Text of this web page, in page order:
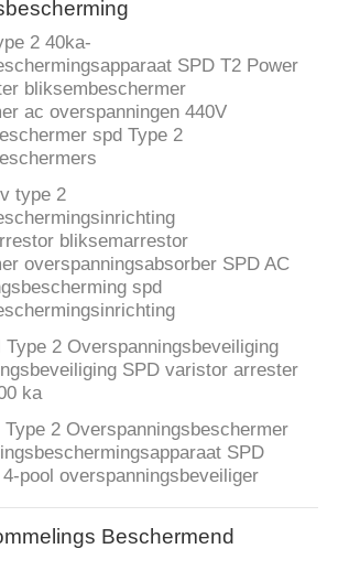
2 40ka-
SPD T2 Power
bliksembeschermer
ac overspanningen 440V
spd Type 2
type 2
bliksemarrestor
overspanningsabsorber SPD AC
spd
Type 2 Overspanningsbeveiliging
SPD varistor arrester
ka
Type 2 Overspanningsbeschermer
SPD
pool overspanningsbeveiliger
Beschermend